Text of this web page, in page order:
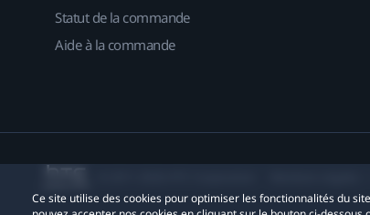
Ce site utilise des cookies pour optimiser les fonctionnalités du
Statut de la commande
Aide à la commande